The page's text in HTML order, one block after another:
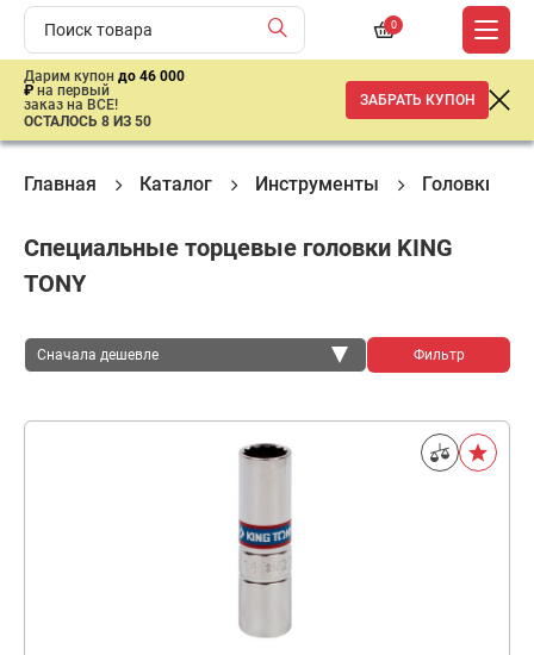
0
Дарим купон до 46 000
₽ на первый
заказ на ВСЕ!
ОСТАЛОСЬ 8 ИЗ 50
ЗАБРАТЬ КУПОН
Главная Каталог Инструменты Головки
Специальные торцевые головки KING
TONY
Сначала дешевле Фильтр